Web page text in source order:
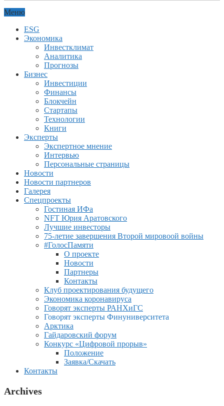
Меню
ESG
Экономика
Инвестклимат
Аналитика
Прогнозы
Бизнес
Инвестиции
Финансы
Блокчейн
Стартапы
Технологии
Книги
Эксперты
Экспертное мнение
Интервью
Персональные страницы
Новости
Новости партнеров
Галерея
Спецпроекты
Гостиная ИФа
NFT Юрия Аратовского
Лучшие инвесторы
75-летие завершения Второй мировоой войны
#ГолосПамяти
О проекте
Новости
Партнеры
Контакты
Клуб проектирования будущего
Экономика коронавируса
Говорят эксперты РАНХиГС
Говорят эксперты Финуниверситета
Арктика
Гайдаровский форум
Конкурс «Цифровой прорыв»
Положение
Заявка/Скачать
Контакты
Archives